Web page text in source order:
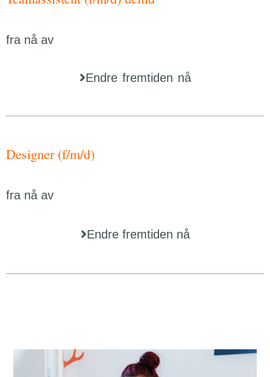
fra nå av
Endre fremtiden nå
Designer (f/m/d)
fra nå av
Endre fremtiden nå